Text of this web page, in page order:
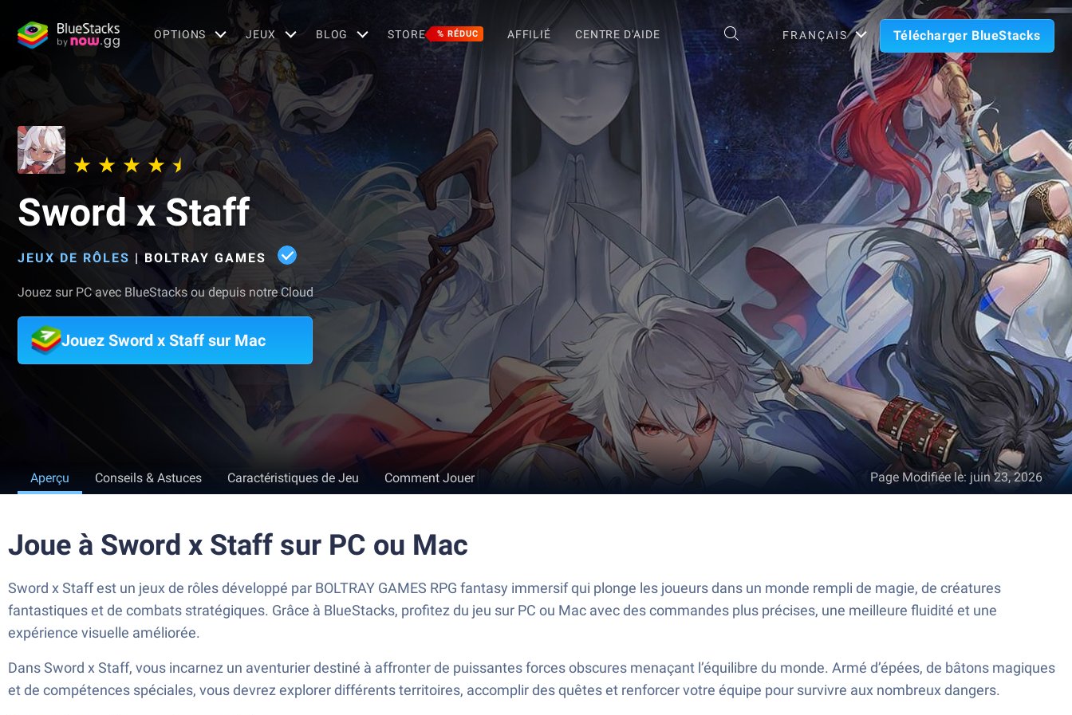
OPTIONS JEUX BLOG STORE % RÉDUC AFFILIÉ CENTRE D'AIDE FRANÇAIS Télécharger BlueStacks
Sword x Staff
JEUX DE RÔLES |BOLTRAY GAMES
Jouez sur PC avec BlueStacks ou depuis notre Cloud
Jouez Sword x Staff sur Mac
Aperçu Conseils & Astuces Caractéristiques de Jeu Comment Jouer Page Modifiée le: juin 23, 2026
Joue à Sword x Staff sur PC ou Mac
Sword x Staff est un jeux de rôles développé par BOLTRAY GAMES RPG fantasy immersif qui plonge les joueurs dans un monde rempli de magie, de créatures
fantastiques et de combats stratégiques. Grâce à BlueStacks, profitez du jeu sur PC ou Mac avec des commandes plus précises, une meilleure fluidité et une
expérience visuelle améliorée.
Dans Sword x Staff, vous incarnez un aventurier destiné à affronter de puissantes forces obscures menaçant l’équilibre du monde. Armé d’épées, de bâtons magiques
et de compétences spéciales, vous devrez explorer différents territoires, accomplir des quêtes et renforcer votre équipe pour survivre aux nombreux dangers.